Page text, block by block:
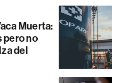
Muerta:
pero no
del